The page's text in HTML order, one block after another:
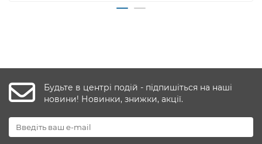
Будьте в центрі подій - підпишіться на наші
новини! Новинки, знижки, акції.